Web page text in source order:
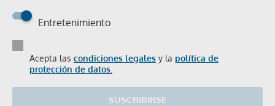
Entretenimiento
Acepta las condiciones legales y la política de
protección de datos.
SUSCRIBIRSE